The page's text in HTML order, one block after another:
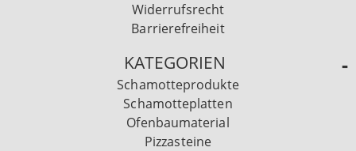
Widerrufsrecht
Barrierefreiheit
KATEGORIEN
Schamotteprodukte
Schamotteplatten
Ofenbaumaterial
Pizzasteine